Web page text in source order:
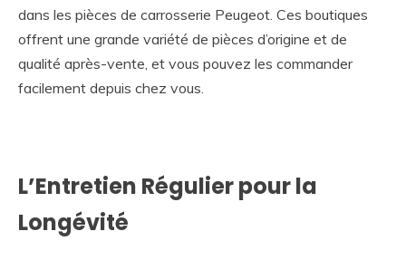
dans les pièces de carrosserie Peugeot. Ces boutiques
offrent une grande variété de pièces d’origine et de
qualité après-vente, et vous pouvez les commander
facilement depuis chez vous.
L’Entretien Régulier pour la
Longévité